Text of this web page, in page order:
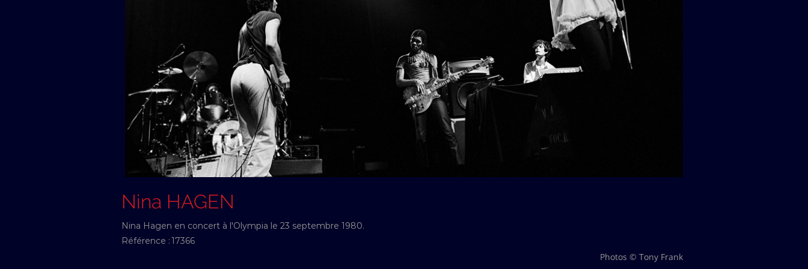
Nina HAGEN
Nina Hagen en concert à l'Olympia le 23 septembre 1980.
Référence :17366
Photos © Tony Frank